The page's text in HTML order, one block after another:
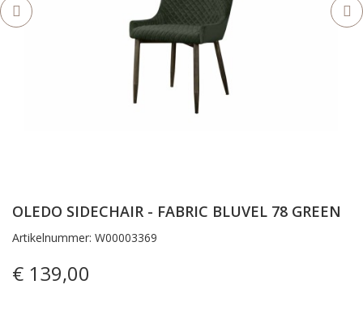
OLEDO SIDECHAIR - FABRIC BLUVEL 78 GREEN
Artikelnummer: W00003369
€ 139,00